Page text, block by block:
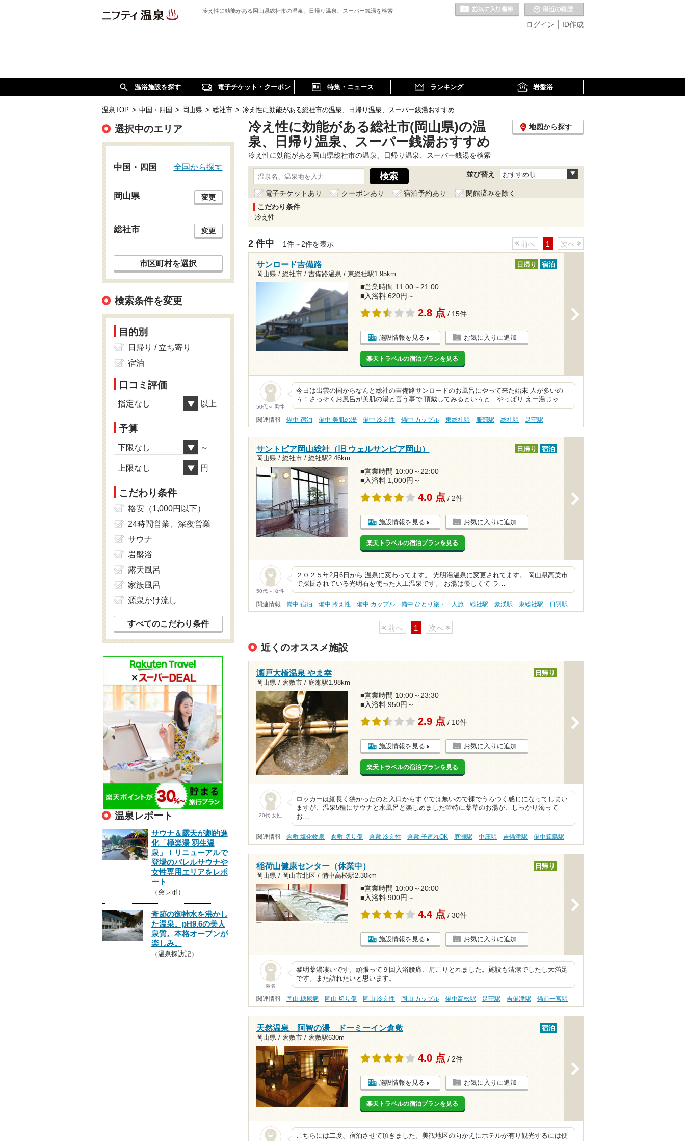
冷え性に効能がある岡山県総社市の温泉、日帰り温泉、スーパー銭湯を検索
ID作成
ログイン
お気に入りの温泉
温浴施設を探す 電子チケット・クーポン 特集・ニュース ランキング 岩盤浴
温泉TOP > 中国・四国 > 岡山県 > 総社市 > 冷え性に効能がある総社市の温泉、日帰り温泉、スーパー銭湯おすすめ
冷え性に効能がある総社市(岡山県)の温
泉、日帰り温泉、スーパー銭湯おすすめ
地図から探す
冷え性に効能がある岡山県総社市の温泉、日帰り温泉、スーパー銭湯を検索
並び替え おすすめ順
電子チケットあり クーポンあり 宿泊予約あり
閉館済みを除く
こだわり条件
冷え性
2 件中 1件～2件を表示 前へ 1 次へ
サンロード吉備路
岡山県 / 総社市 / 吉備路温泉 / 東総社駅1.95km
日帰り 宿泊
■営業時間 11:00～21:00
■入浴料 620円～
2.8 点 / 15件
施設情報を見る お気に入りに追加
楽天トラベルの宿泊プランを見る
50代～ 男性
今日は出雲の国からなんと総社の吉備路サンロードのお風呂にやって来た始末 人が多いの
ぅ！さっそくお風呂が美肌の湯と言う事で 頂戴してみるといぅと…やっぱり えー湯じゃ …
関連情報 備中 宿泊 備中 美肌の湯 備中 冷え性 備中 カップル 東総社駅 服部駅 総社駅 足守駅
サントピア岡山総社（旧 ウェルサンピア岡山）
岡山県 / 総社市 / 総社駅2.46km
日帰り 宿泊
■営業時間 10:00～22:00
■入浴料 1,000円～
4.0 点 / 2件
施設情報を見る お気に入りに追加
楽天トラベルの宿泊プランを見る
50代～ 女性
２０２５年2月6日から 温泉に変わってます。 光明湯温泉に変更されてます。 岡山県高梁市
で採掘されている光明石を使った人工温泉です。 お湯は優しくて ラ…
関連情報 備中 宿泊 備中 冷え性 備中 カップル 備中 ひとり旅・一人旅 総社駅 豪渓駅 東総社駅 日羽駅
前へ 1 次へ
近くのオススメ施設
瀬戸大橋温泉 やま幸
岡山県 / 倉敷市 / 庭瀬駅1.98km
日帰り
■営業時間 10:00～23:30
■入浴料 950円～
2.9 点 / 10件
施設情報を見る お気に入りに追加
楽天トラベルの宿泊プランを見る
20代 女性
ロッカーは細長く狭かったのと入口からすぐでは無いので裸でうろつく感じになってしまい
ますが、温泉5種にサウナと水風呂と楽しめました🫶特に薬草のお湯が、しっかり濁って
お…
関連情報 倉敷 塩化物泉 倉敷 切り傷 倉敷 冷え性 倉敷 子連れOK 庭瀬駅 中庄駅 吉備津駅 備中箕島駅
稲荷山健康センター（休業中）
岡山県 / 岡山市北区 / 備中高松駅2.30km
日帰り
■営業時間 10:00～20:00
■入浴料 900円～
4.4 点 / 30件
施設情報を見る お気に入りに追加
匿名
黎明薬湯凄いです。頑張って９回入浴腰痛、肩こりとれました。施設も清潔でしたし大満足
です。また訪れたいと思います。
関連情報 岡山 糖尿病 岡山 切り傷 岡山 冷え性 岡山 カップル 備中高松駅 足守駅 吉備津駅 備前一宮駅
天然温泉 阿智の湯 ドーミーイン倉敷
岡山県 / 倉敷市 / 倉敷駅630m
宿泊
4.0 点 / 2件
施設情報を見る お気に入りに追加
楽天トラベルの宿泊プランを見る
こちらには二度、宿泊させて頂きました。美観地区の向かえにホテルが有り観光するには便
選択中のエリア
中国・四国 全国から探す
岡山県 変更
総社市 変更
市区町村を選択
検索条件を変更
目的別
日帰り / 立ち寄り
宿泊
口コミ評価
指定なし 以上
予算
下限なし ～
上限なし 円
こだわり条件
格安（1,000円以下）
24時間営業、深夜営業
サウナ
岩盤浴
露天風呂
家族風呂
源泉かけ流し
すべてのこだわり条件
温泉レポート
サウナ＆露天が劇的進
化「極楽湯 羽生温
泉」！リニューアルで
登場のバレルサウナや
女性専用エリアをレポ
ート
（突レポ）
奇跡の御神水を沸かし
た温泉。pH9.6の美人
泉質。本格オープンが
楽しみ。
（温泉探訪記）